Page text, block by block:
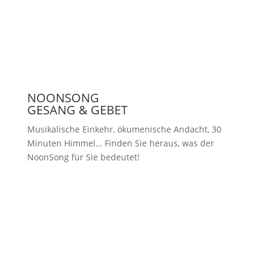
NOONSONG
GESANG & GEBET
Musikalische Einkehr, ökumenische Andacht, 30
Minuten Himmel… Finden Sie heraus, was der
NoonSong für Sie bedeutet!